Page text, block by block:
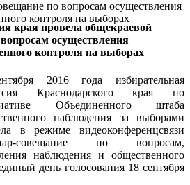
по вопросам осуществления
контроля на выборах
края провела общекраевой
осуществления
контроля на выборах
2016 года избирательная
Краснодарского края по
Объединенного штаба
наблюдения за выборами
в режиме видеоконференцсвязи
совещание по вопросам,
наблюдения и общественного
день голосования 18 сентября